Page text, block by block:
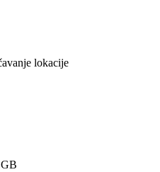
lokacije